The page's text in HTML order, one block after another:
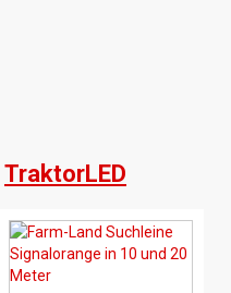
TraktorLED